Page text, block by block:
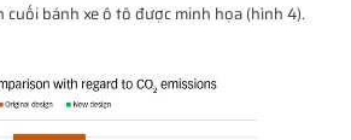
bánh xe ô tô được minh họa (hình 4).